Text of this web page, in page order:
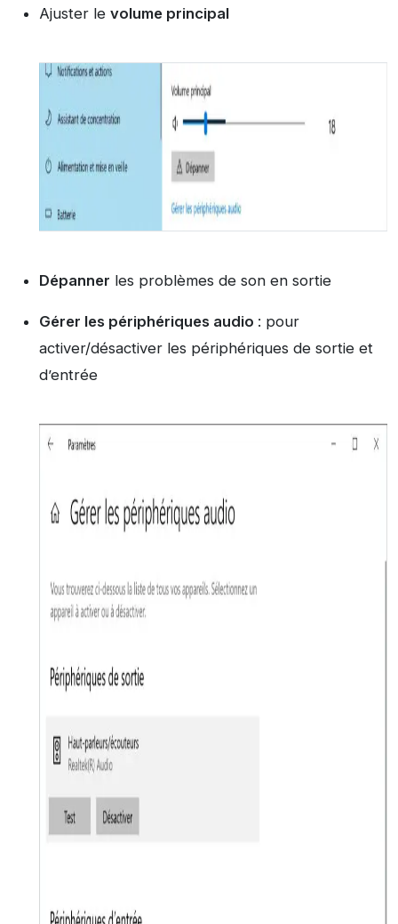
Ajuster le volume principal
Dépanner les problèmes de son en sortie
Gérer les périphériques audio : pour
activer/désactiver les périphériques de sortie et
d’entrée